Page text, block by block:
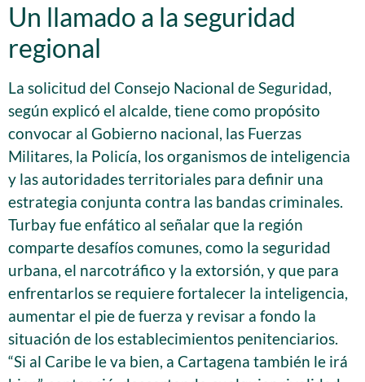
Un llamado a la seguridad
regional
La solicitud del Consejo Nacional de Seguridad,
según explicó el alcalde, tiene como propósito
convocar al Gobierno nacional, las Fuerzas
Militares, la Policía, los organismos de inteligencia
y las autoridades territoriales para definir una
estrategia conjunta contra las bandas criminales.
Turbay fue enfático al señalar que la región
comparte desafíos comunes, como la seguridad
urbana, el narcotráfico y la extorsión, y que para
enfrentarlos se requiere fortalecer la inteligencia,
aumentar el pie de fuerza y revisar a fondo la
situación de los establecimientos penitenciarios.
“Si al Caribe le va bien, a Cartagena también le irá